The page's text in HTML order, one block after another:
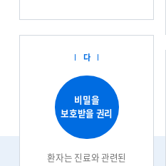
다
비밀을
보호받을 권리
환자는 진료와 관련된